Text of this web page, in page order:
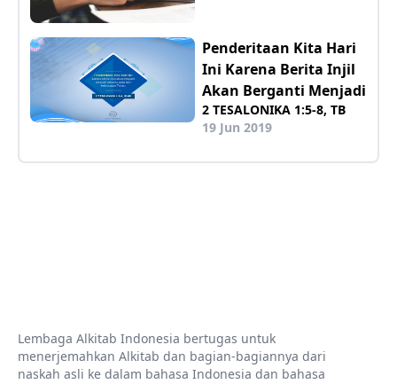
Penderitaan Kita Hari
Ini Karena Berita Injil
Akan Berganti Menjadi
2 TESALONIKA 1:5-8, TB
19 Jun 2019
Lembaga Alkitab Indonesia bertugas untuk
menerjemahkan Alkitab dan bagian-bagiannya dari
naskah asli ke dalam bahasa Indonesia dan bahasa